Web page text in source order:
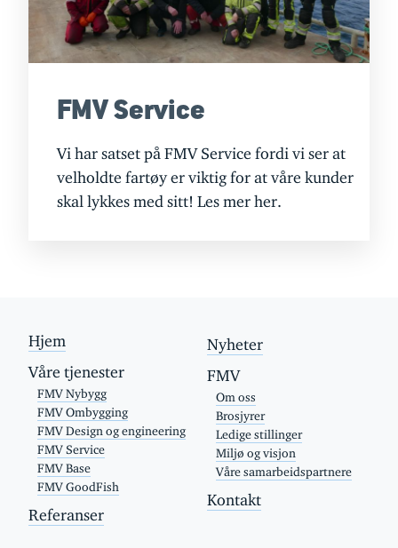
FMV Service
Vi har satset på FMV Service fordi vi ser at
velholdte fartøy er viktig for at våre kunder
skal lykkes med sitt! Les mer her.
Hjem
Våre tjenester
FMV Nybygg
FMV Ombygging
FMV Design og engineering
FMV Service
FMV Base
FMV GoodFish
Referanser
Nyheter
FMV
Om oss
Brosjyrer
Ledige stillinger
Miljø og visjon
Våre samarbeidspartnere
Kontakt